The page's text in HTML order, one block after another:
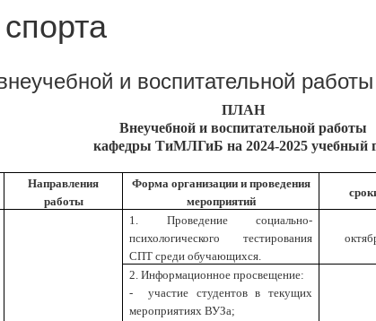
и воспитательной работы
ПЛАН
Внеучебной и воспитательной работы
кафедры ТиМЛГиБ на 2024-2025 учебный
Направления
работы
Форма организации и проведения
мероприятий
1. Проведение социально-
психологического тестирования
СПТ среди обучающихся.
2. Информационное просвещение:
-
участие студентов в текущих
мероприятиях ВУЗа;